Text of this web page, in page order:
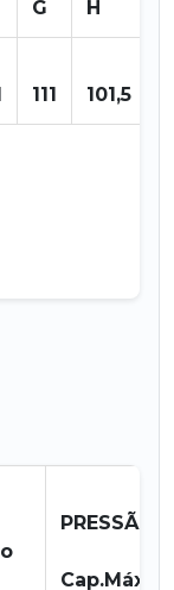
G H
111 101,5
PRESSÃO
Cap.Máx.